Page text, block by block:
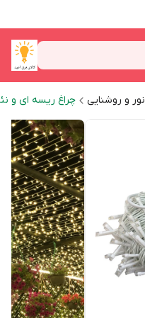
نور و روشنایی چراغ ریسه ای و